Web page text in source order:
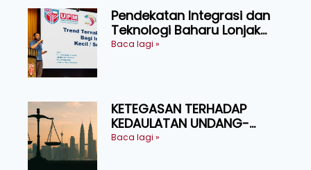
Pendekatan Integrasi dan
Teknologi Baharu Lonjak
Produktiviti Ternakan
Baca lagi »
KETEGASAN TERHADAP
KEDAULATAN UNDANG-
UNDANG ASAS KEPADA
Baca lagi »